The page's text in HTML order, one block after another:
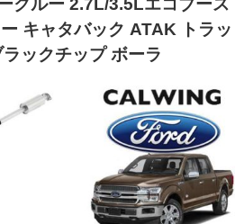
クルー 2.7L/3.5Lエコブース
キャタバック ATAK トラッ
ックチップ ボーラ